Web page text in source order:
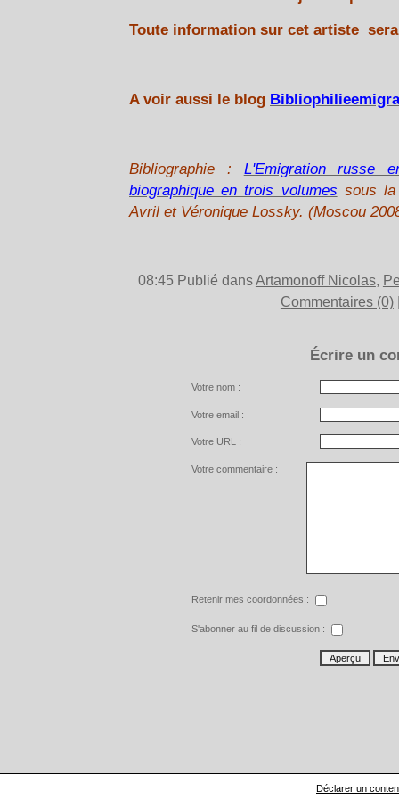
Toute information sur cet artiste
A voir aussi le blog
Bibliographie : L'Emigration russe
biographique en trois volumes sous la
Avril et Véronique Lossky. (Moscou
08:45 Publié dansArtamonoff Nicolas,
Commentaires (0)
Écrire un
Votre nom :
Votre email :
Votre URL :
Votre commentaire :
Retenir mes coordonnées :
S'abonner au fil de discussion :
Déclarer un